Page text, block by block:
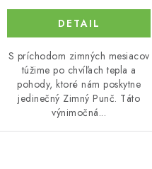
DETAIL
S príchodom zimných mesiacov
túžime po chvíľach tepla a
pohody, ktoré nám poskytne
jedinečný Zimný Punč. Táto
výnimočná...